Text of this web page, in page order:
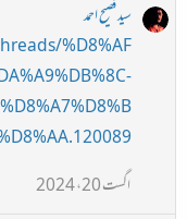
سید فصیح احمد
%D8%AF
اگست 20، 2024